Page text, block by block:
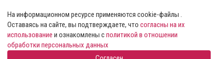
На информационном ресурсе применяются cookie-файлы .
Оставаясь на сайте, вы подтверждаете, что согласны на их
использование и ознакомлены сполитикой в отношении
обработки персональных данных